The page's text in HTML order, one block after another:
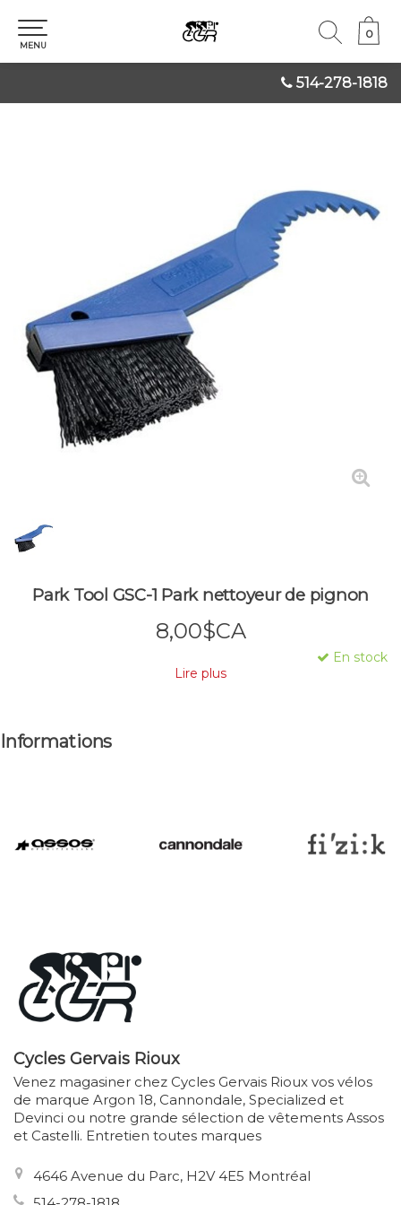
514-278-1818
0
0
MENU
Park Tool GSC-1 Park nettoyeur de pignon
8,00$CA
En stock
Lire plus
Informations
Cycles Gervais Rioux
Venez magasiner chez Cycles Gervais Rioux vos vélos
de marque Argon 18, Cannondale, Specialized et
Devinci ou notre grande sélection de vêtements Assos
et Castelli. Entretien toutes marques
4646 Avenue du Parc, H2V 4E5 Montréal